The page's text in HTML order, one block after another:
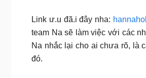
Link ư.u đã.i đây nha:
team Na sẽ làm việc với các
Na nhắc lại cho ai chưa rõ, là
đó.